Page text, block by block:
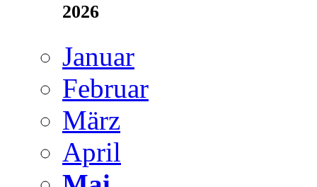
2026
Januar
Februar
März
April